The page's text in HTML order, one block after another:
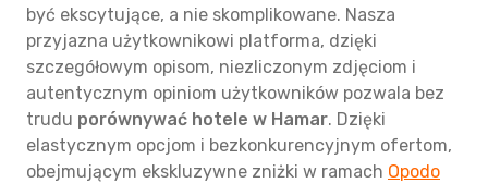
być ekscytujące, a nie skomplikowane. Nasza
przyjazna użytkownikowi platforma, dzięki
szczegółowym opisom, niezliczonym zdjęciom i
autentycznym opiniom użytkowników pozwala bez
trudu porównywać hotele w Hamar. Dzięki
elastycznym opcjom i bezkonkurencyjnym ofertom,
obejmującym ekskluzywne zniżki w ramach Opodo